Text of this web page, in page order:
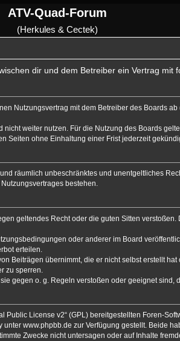
ATV-Quad-Forum
(Herkules & Cectek)
dir und dem Betreiber ein Vertrag mit
Nutzungsvertrag mit dem Betreiber des Boards
weiter nutzen. Für die Nutzung des Boards
Seiten ohne Einhaltung einer Frist jederzeit
räumlich unbeschränktes und unentgeltliches
bestehen.
geltendes Recht oder die guten Sitten
oder anderer im Board
erteilen.
Beiträgen übernimmt, die er nicht selbst erstellt
zu sperren.
gegen o. g. Regeln verstoßen oder geeignet sind,
Public License v2“ (GPL) bereitgestellten Foren-
www.phpbb.de zur Verfügung gestellt. Beide
Zwecke nicht untersagen oder auf Inhalte